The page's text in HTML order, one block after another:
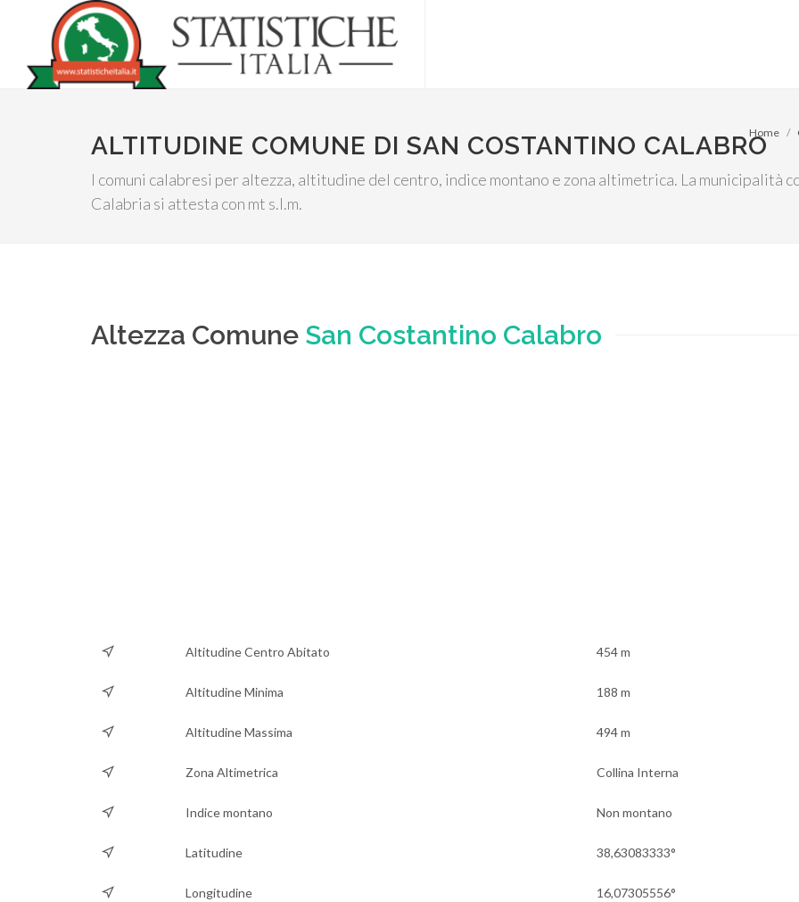
ALTITUDINE COMUNE DI SAN COSTANTINO CALABRO
I comuni calabresi per altezza, altitudine del centro, indice montano e zona altimetrica. La municipalità
Calabria si attesta con mt s.l.m.
Home
Altezza Comune San Costantino Calabro
Altitudine Centro Abitato 454 m
Altitudine Minima 188 m
Altitudine Massima 494 m
Zona Altimetrica Collina Interna
Indice montano Non montano
Latitudine 38,63083333°
Longitudine 16,07305556°